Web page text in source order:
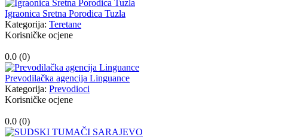
Igraonica Sretna Porodica Tuzla
Kategorija: Teretane
Korisničke ocjene
0.0 (0)
Prevodilačka agencija Linguance
Kategorija: Prevodioci
Korisničke ocjene
0.0 (0)